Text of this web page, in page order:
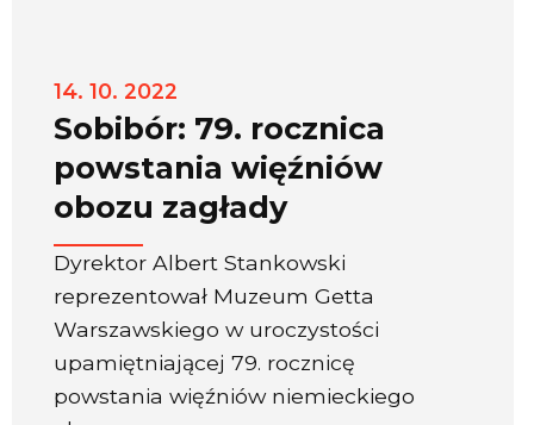
14. 10. 2022
Sobibór: 79. rocznica
powstania więźniów
obozu zagłady
Dyrektor Albert Stankowski
reprezentował Muzeum Getta
Warszawskiego w uroczystości
upamiętniającej 79. rocznicę
powstania więźniów niemieckiego